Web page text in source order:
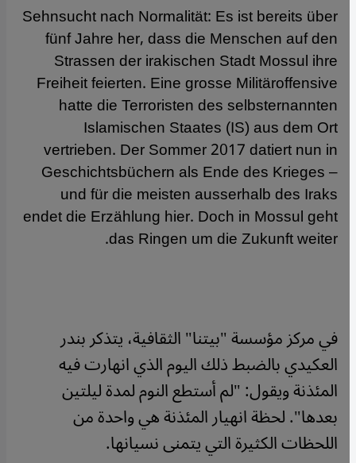
Sehnsucht nach Normalität: Es ist bereits über
fünf Jahre her, dass die Menschen auf den
Strassen der irakischen Stadt Mossul ihre
Freiheit feierten. Eine grosse Militäroffensive
hatte die Terroristen des selbsternannten
Islamischen Staates (IS) aus dem Ort
vertrieben. Der Sommer 2017 datiert nun in
Geschichtsbüchern als Ende des Krieges –
und für die meisten ausserhalb des Iraks
endet die Erzählung hier. Doch in Mossul geht
das Ringen um die Zukunft weiter.
في مركز مؤسسة "بيتنا" الثقافية، يتذكر بندر
العكيدي بالضبط ذلك اليوم الذي انهارت فيه
المئذنة ويقول: "لم أستطع النوم لمدة ليلتين
بعدها". لحظة انهيار المئذنة هي واحدة من
اللحظات الكثيرة التي يتمنى نسيانها.